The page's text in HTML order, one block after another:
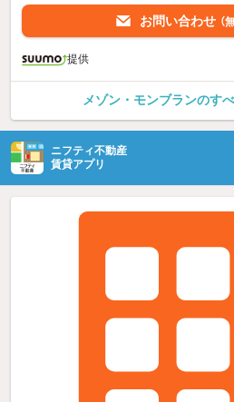
お問い合わせ （
提供
メゾン・モンブランのす
ニフティ不動産
賃貸アプリ